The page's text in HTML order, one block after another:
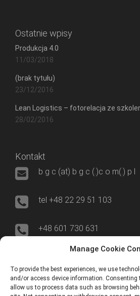
Manage Cookie
To provide the best experiences, we use
and/or access device information. Consenting
allow us to process data such as browsing
Ostatnie wpisy
Produkcja 4.0
11/03/2018
(brak tytułu)
23/12/2016
Lean Logistics – fotorelacja ze
28/02/2016
Kontakt
b g c (at) b g c (.)c o m(.) p l
tel +48 22 29 51 103
+48 601 730 631
ul. Nowogrodzka 50/515